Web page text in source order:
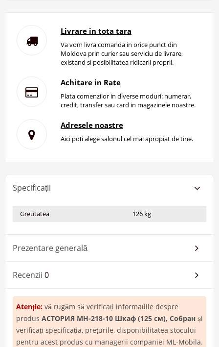
Livrare in tota tara
Va vom livra comanda in orice punct din
Moldova prin curier sau serviciu de livrare,
existand si posibilitatea ridicarii proprii.
Achitare in Rate
Plata comenzilor in diverse moduri: numerar,
credit, transfer sau card in magazinele noastre.
Adresele noastre
Aici poți alege salonul cel mai apropiat de tine.
Specificații
Greutatea 126 kg
Prezentare generală
Recenzii 0
Atenţie: vă rugăm să verificați informațiile despre
produs АСТОРИЯ МН-218-10 Шкаф (125 см), Собран și
verificați specificația, prețurile, disponibilitatea stocului
pentru acest produs cu managerii companiei ML-Mobila.